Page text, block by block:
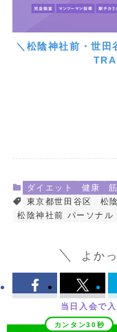
＼松陰神社前・世
ダイエット 健康
東京都世田谷区
松
松陰神社前 パーソナル
よか
当日入会で